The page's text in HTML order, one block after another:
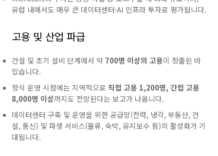
유럽 내에서도 매우 큰 데이터센터·AI 인프라 투자로 평가됩니다.
고용 및 산업 파급
건설 및 초기 설비 단계에서 약 700명 이상의 고용이 창출된 바
있습니다.
정식 운영 시점에는 지역적으로 직접 고용 1,200명, 간접 고용
8,000명 이상까지도 전망된다는 보고가 나옵니다.
데이터센터 구축 및 운영을 위한 공급망(전력, 냉각, 부동산, 건
설, 통신) 및 파생 서비스(물류, 숙박, 유지보수 등)의 활성화가 기
대됩니다.